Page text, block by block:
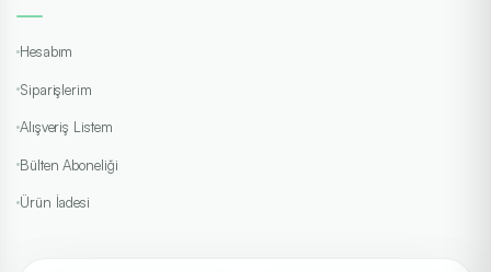
Hesabım
Siparişlerim
Alışveriş Listem
Bülten Aboneliği
Ürün İadesi